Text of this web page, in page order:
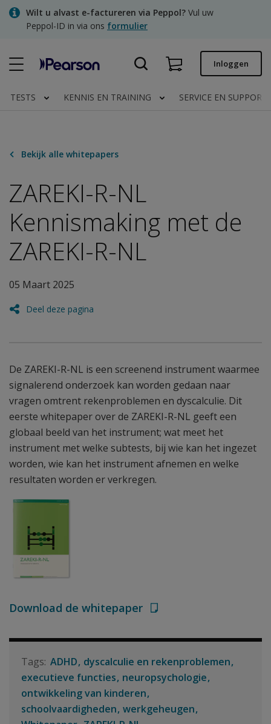
SkipWilt u alvast e-factureren via Peppol? Vul uw
Peppol-ID in via ons formulier
Snel bestellen
Clinical | NL
Inloggen
TESTS KENNIS EN TRAINING SERVICE EN SUPPORT
Bekijk alle whitepapers
ZAREKI-R-NL
Kennismaking met de
ZAREKI-R-NL
05 Maart 2025
Deel deze pagina
De ZAREKI-R-NL is een screenend instrument waarmee
signalerend onderzoek kan worden gedaan naar
vragen omtrent rekenproblemen en dyscalculie. Dit
eerste whitepaper over de ZAREKI-R-NL geeft een
globaal beeld van het instrument; wat meet het
instrument met welke subtests, bij wie kan het ingezet
worden, wie kan het instrument afnemen en welke
resultaten worden er verkregen.
Download de whitepaper
ADHD dyscalculie en rekenproblemen
executieve functies neuropsychologie
ontwikkeling van kinderen
schoolvaardigheden werkgeheugen